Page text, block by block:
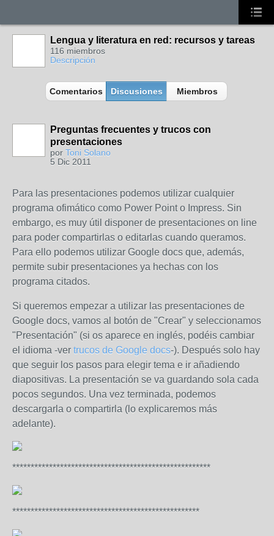
Lengua y literatura en red: recursos y tareas
116 miembros
Descripción
Comentarios Discusiones Miembros
Preguntas frecuentes y trucos con
presentaciones
por Toni Solano
5 Dic 2011
Para las presentaciones podemos utilizar cualquier
programa ofimático como Power Point o Impress. Sin
embargo, es muy útil disponer de presentaciones on line
para poder compartirlas o editarlas cuando queramos.
Para ello podemos utilizar Google docs que, además,
permite subir presentaciones ya hechas con los
programa citados.
Si queremos empezar a utilizar las presentaciones de
Google docs, vamos al botón de "Crear" y seleccionamos
"Presentación" (si os aparece en inglés, podéis cambiar
el idioma -ver trucos de Google docs-). Después solo hay
que seguir los pasos para elegir tema e ir añadiendo
diapositivas. La presentación se va guardando sola cada
pocos segundos. Una vez terminada, podemos
descargarla o compartirla (lo explicaremos más
adelante).
******************************************************
***************************************************